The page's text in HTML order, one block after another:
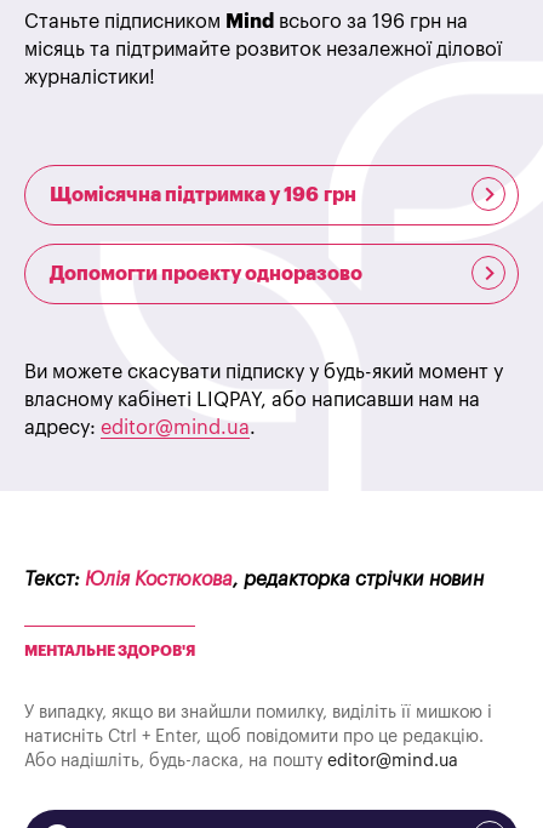
Станьте підписником Mind всього за 196 грн на
місяць та підтримайте розвиток незалежної ділової
журналістики!
Щомісячна підтримка у 196 грн
Допомогти проекту одноразово
Ви можете скасувати підписку у будь-який момент у
власному кабінеті LIQPAY, або написавши нам на
адресу: editor@mind.ua.
Текст: Юлія Костюкова, редакторка стрічки новин
МЕНТАЛЬНЕ ЗДОРОВ'Я
У випадку, якщо ви знайшли помилку, виділіть її мишкою і
натисніть Ctrl + Enter, щоб повідомити про це редакцію.
Або надішліть, будь-ласка, на пошту editor@mind.ua